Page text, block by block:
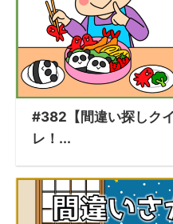
#382【間違い探しク
レ！...